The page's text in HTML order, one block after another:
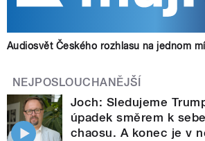
Audiosvět Českého rozhlasu na jednom
NEJPOSLOUCHANĚJŠÍ
Joch: Sledujeme
úpadek směrem k
chaosu. A konec je v